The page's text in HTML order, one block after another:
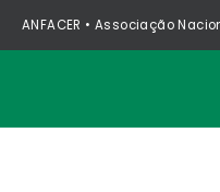
ANFACER • Associação